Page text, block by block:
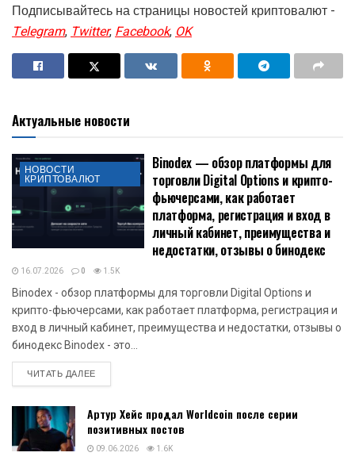
Подписывайтесь на страницы новостей криптовалют -
Telegram,Twitter,Facebook,OK
Актуальные новости
НОВОСТИ
КРИПТОВАЛЮТ
Binodex — обзор платформы для
торговли Digital Options и крипто-
фьючерсами, как работает
платформа, регистрация и вход в
личный кабинет, преимущества и
недостатки, отзывы о бинодекс
16.07.2026 0 1.5K
Binodex - обзор платформы для торговли Digital Options и
крипто-фьючерсами, как работает платформа, регистрация и
вход в личный кабинет, преимущества и недостатки, отзывы о
бинодекс Binodex - это...
ЧИТАТЬ ДАЛЕЕDETAILS
Артур Хейс продал Worldcoin после серии
позитивных постов
09.06.2026 1.6K